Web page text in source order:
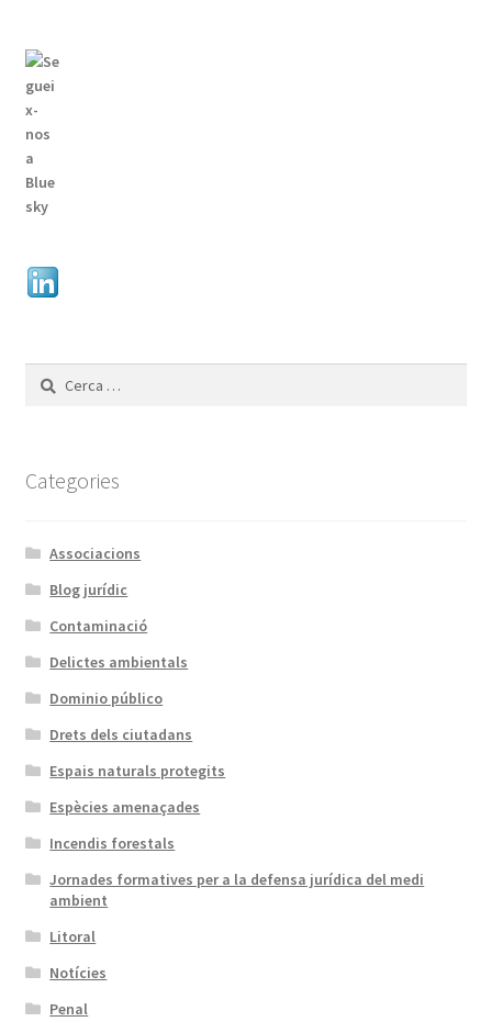
Cerca:
Categories
Associacions
Blog jurídic
Contaminació
Delictes ambientals
Dominio público
Drets dels ciutadans
Espais naturals protegits
Espècies amenaçades
Incendis forestals
Jornades formatives per a la defensa jurídica del medi
ambient
Litoral
Notícies
Penal